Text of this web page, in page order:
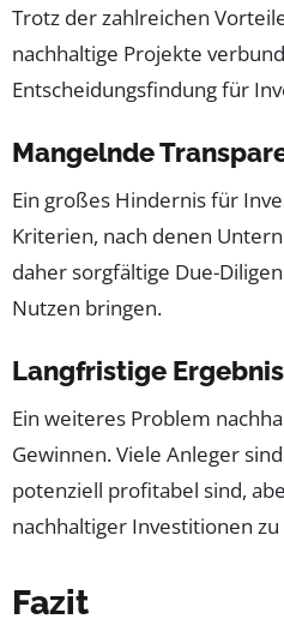
Trotz der zahlreichen
nachhaltige Projekte
Entscheidungsfindung für
Mangelnde
Ein großes Hindernis für
Kriterien, nach denen
daher sorgfältige Due-
Nutzen bringen.
Langfristige
Ein weiteres Problem
Gewinnen. Viele Anleger
potenziell profitabel sind,
nachhaltiger Investitionen
Fazit